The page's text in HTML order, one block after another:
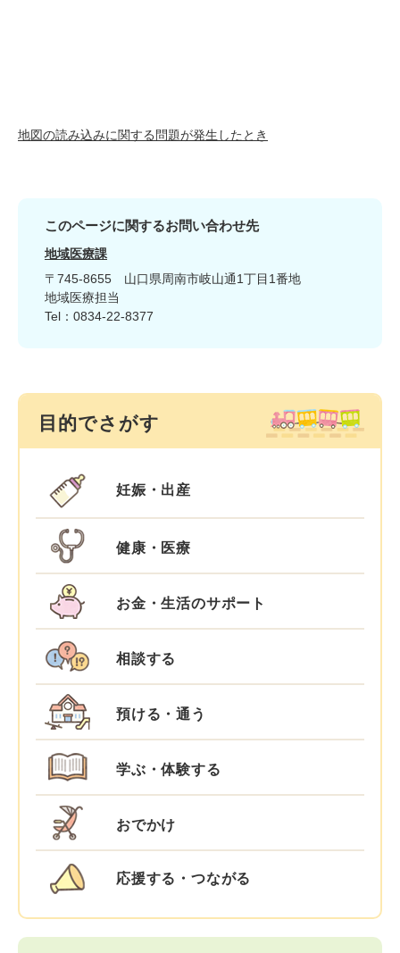
地図の読み込みに関する問題が発生したとき
このページに関するお問い合わせ先
地域医療課
〒745-8655
山口県周南市岐山通1丁目1番地
地域医療担当
Tel：0834-22-8377
目的でさがす
妊娠・出産
健康・医療
お金・生活のサポート
相談する
預ける・通う
学ぶ・体験する
おでかけ
応援する・つながる